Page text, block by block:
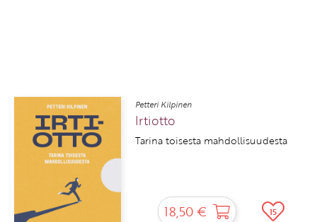
Petteri Kilpinen
Irtiotto
Tarina toisesta mahdollisuudesta
18,50 € 15